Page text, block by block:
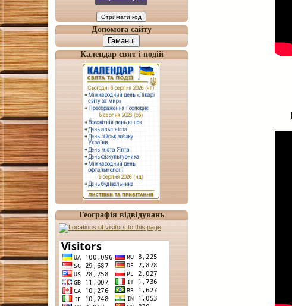
Допомога сайту
Гаманці
Календар свят і подій
Географія відвідувань